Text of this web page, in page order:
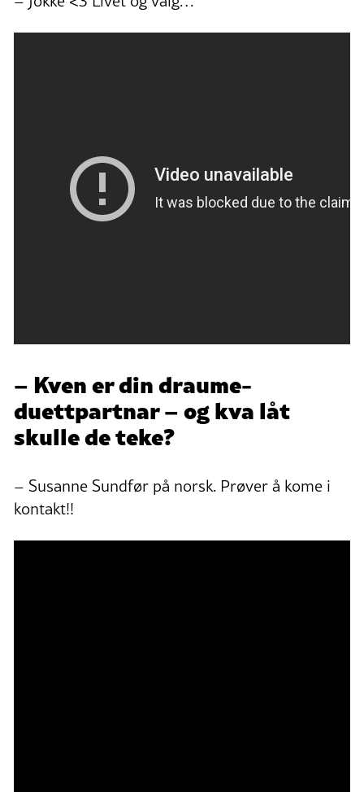
– Kven er din draume-
duettpartnar – og kva låt
skulle de teke?
– Susanne Sundfør på norsk. Prøver å kome i
kontakt!!